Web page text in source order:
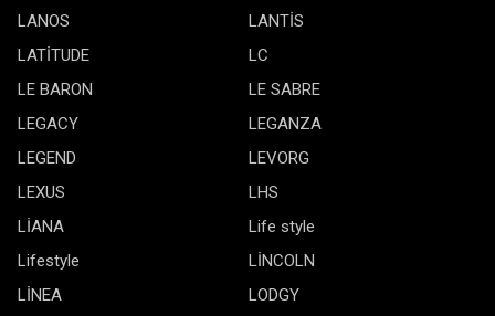
LANOS
LANTİS
LATİTUDE
LC
LE BARON
LE SABRE
LEGACY
LEGANZA
LEGEND
LEVORG
LEXUS
LHS
LİANA
Life style
Lifestyle
LİNCOLN
LİNEA
LODGY